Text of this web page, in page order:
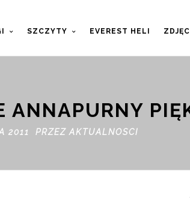
SZCZYTY EVEREST HELI
2011 PRZEZAKTUALNOSCI